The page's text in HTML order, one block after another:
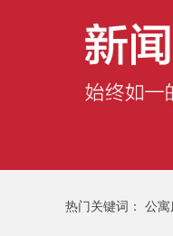
热门关键词： 公寓